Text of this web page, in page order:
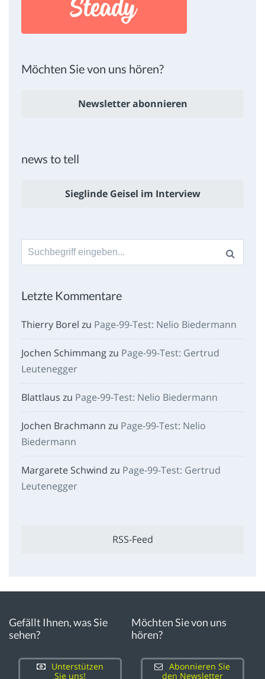
Möchten Sie von uns hören?
Newsletter abonnieren
news to tell
Sieglinde Geisel im Interview
Suche
nach:
Letzte Kommentare
Thierry Borel zu Page-99-Test: Nelio Biedermann
Jochen Schimmangzu Page-99-Test: Gertrud
Leutenegger
Blattlaus zu Page-99-Test: Nelio Biedermann
Jochen Brachmann zu Page-99-Test: Nelio
Biedermann
Margarete Schwind zu Page-99-Test: Gertrud
Leutenegger
RSS-Feed
Gefällt Ihnen, was Sie
sehen?
Unterstützen
Sie uns!
Möchten Sie von uns
hören?
Abonnieren Sie
den Newsletter